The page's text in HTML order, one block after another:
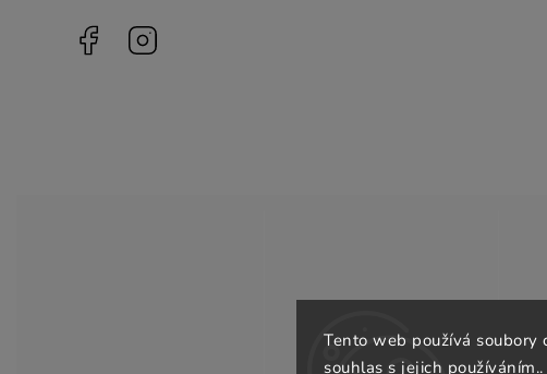
Tento web používá
souhlas s jejich
Facebook